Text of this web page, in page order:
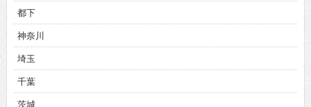
都下
神奈川
埼玉
千葉